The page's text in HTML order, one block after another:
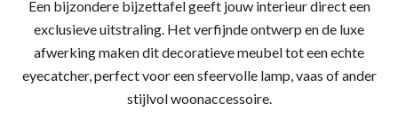
Een bijzondere bijzettafel geeft jouw interieur direct een
exclusieve uitstraling. Het verfijnde ontwerp en de luxe
afwerking maken dit decoratieve meubel tot een echte
eyecatcher, perfect voor een sfeervolle lamp, vaas of ander
stijlvol woonaccessoire.